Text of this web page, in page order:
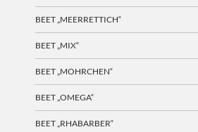
BEET „MEERRETTICH“
BEET „MIX“
BEET „MOHRCHEN“
BEET „OMEGA“
BEET „RHABARBER“